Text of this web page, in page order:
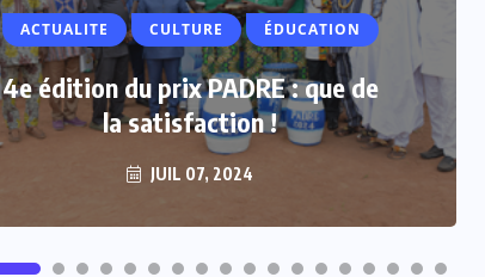
ACTUALITE CULTURE ÉDUCATION
4e édition du prix PADRE : que de
la satisfaction !
JUIL 07, 2024